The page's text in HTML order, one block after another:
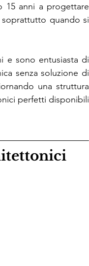
15 anni a progettare
quando si
e sono entusiasta di
senza soluzione di
una struttura
perfetti disponibili